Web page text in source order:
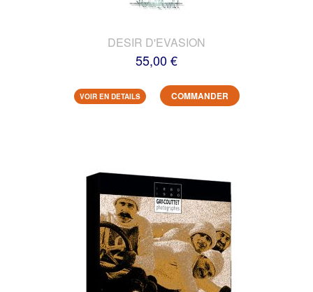
DESIR D'EVASION
55,00 €
VOIR EN DETAILS COMMANDER